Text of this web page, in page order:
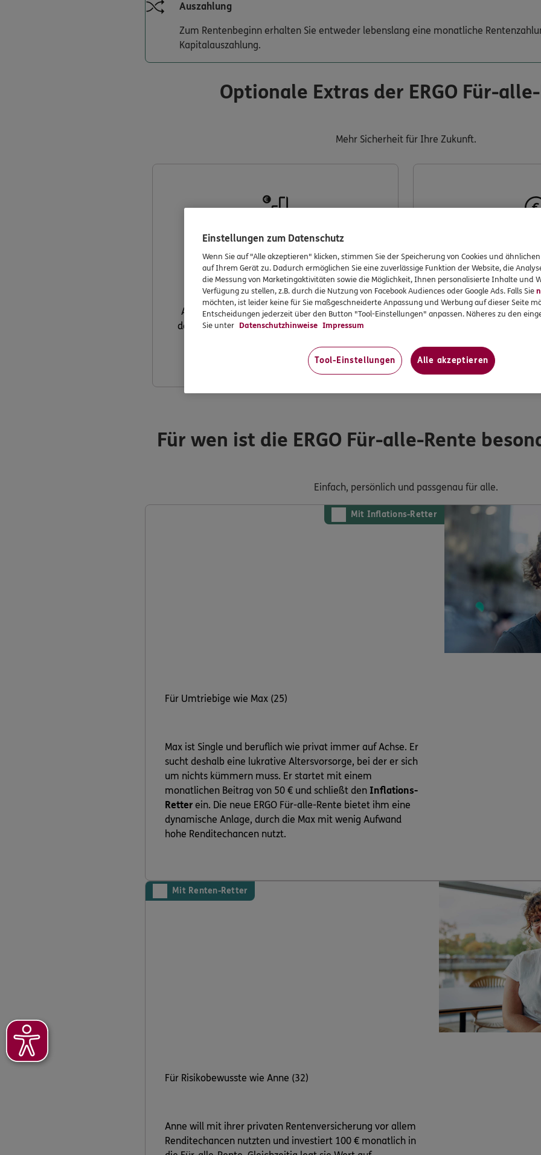
Auszahlung
Zum Rentenbeginn erhalten Sie entweder lebenslang eine monatliche
Kapitalauszahlung.
Optionale Extras der ERGO Für-
Mehr Sicherheit für Ihre Zukunft.
Sie können eine jährliche, automatische
Anpassung des Beitrags vereinbaren und so
den Wertverlust der Rente durch die Inflation
Falls Sie berufsunfähig
Beiträge für die
Für wen ist die ERGO Für-alle-Rente
Einfach, persönlich und passgenau für alle.
Mit Inflations-Retter
Für Umtriebige wie Max (25)
Max ist Single und beruflich wie privat immer auf Achse. Er
sucht deshalb eine lukrative Altersvorsorge, bei der er sich
um nichts kümmern muss. Er startet mit einem
monatlichen Beitrag von 50 € und schließt den Inflations-
Retter ein. Die neue ERGO Für-alle-Rente bietet ihm eine
dynamische Anlage, durch die Max mit wenig Aufwand
hohe Renditechancen nutzt.
Mit Renten-Retter
Für Risikobewusste wie Anne (32)
Anne will mit ihrer privaten Rentenversicherung vor allem
Renditechancen nutzten und investiert 100 € monatlich in
Einstellungen zum Datenschutz
Wenn Sie auf "Alle akzeptieren" klicken, stimmen Sie der Speicherung von Cookies und
auf Ihrem Gerät zu. Dadurch ermöglichen Sie eine zuverlässige Funktion der Website, die
die Messung von Marketingaktivitäten sowie die Möglichkeit, Ihnen personalisierte Inhalte und
Verfügung zu stellen, z.B. durch die Nutzung von Facebook Audiences oder Google Ads. Falls Sie
möchten, ist leider keine für Sie maßgeschneiderte Anpassung und Werbung auf dieser Seite
Entscheidungen jederzeit über den Button "Tool-Einstellungen" anpassen. Näheres zu den
Sie unter Datenschutzhinweise Impressum
Tool-Einstellungen Alle akzeptieren